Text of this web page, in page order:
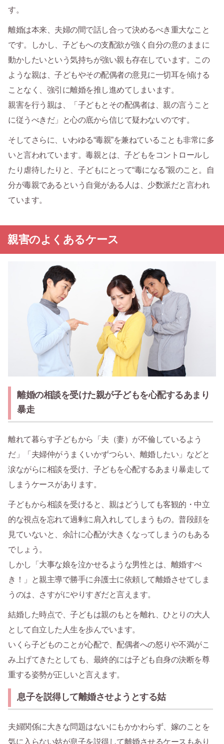
す。
離婚は本来、夫婦の間で話し合って決めるべき重大なこと
です。しかし、子どもへの支配欲が強く自分の意のままに
動かしたいという気持ちが強い親も存在しています。この
ような親は、子どもやその配偶者の意見に一切耳を傾ける
ことなく、強引に離婚を推し進めてしまいます。
親害を行う親は、「子どもとその配偶者は、親の言うこと
に従うべきだ」と心の底から信じて疑わないのです。
そしてさらに、いわゆる“毒親”を兼ねていることも非常に多
いと言われています。毒親とは、子どもをコントロールし
たり虐待したりと、子どもにとって“毒になる”親のこと。自
分が毒親であるという自覚がある人は、少数派だと言われ
ています。
親害のよくあるケース
離婚の相談を受けた親が子どもを心配するあまり
暴走
離れて暮らす子どもから「夫（妻）が不倫しているよう
だ」「夫婦仲がうまくいかずつらい、離婚したい」などと
涙ながらに相談を受け、子どもを心配するあまり暴走して
しまうケースがあります。
子どもから相談を受けると、親はどうしても客観的・中立
的な視点を忘れて過剰に肩入れしてしまうもの。普段顔を
見ていないと、余計に心配が大きくなってしまうのもある
でしょう。
しかし「大事な娘を泣かせるような男性とは、離婚すべ
き！」と親主導で勝手に弁護士に依頼して離婚させてしま
うのは、さすがにやりすぎだと言えます。
結婚した時点で、子どもは親のもとを離れ、ひとりの大人
として自立した人生を歩んでいます。
いくら子どものことが心配で、配偶者への怒りや不満がこ
み上げてきたとしても、最終的には子ども自身の決断を尊
重する姿勢が正しいと言えます。
息子を説得して離婚させようとする姑
夫婦関係に大きな問題はないにもかかわらず、嫁のことを
気に入らない姑が息子を説得して離婚させるケースもあり